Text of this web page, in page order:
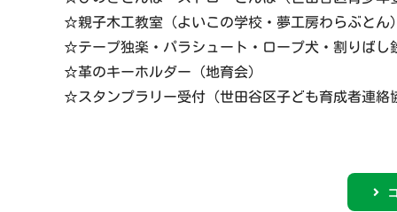
☆親子木工教室（よいこの学校・夢工房わらぶとん
☆テープ独楽・パラシュート・ロープ犬・割りばし
☆革のキーホルダー（地育会）
☆スタンプラリー受付（世田谷区子ども育成者連絡